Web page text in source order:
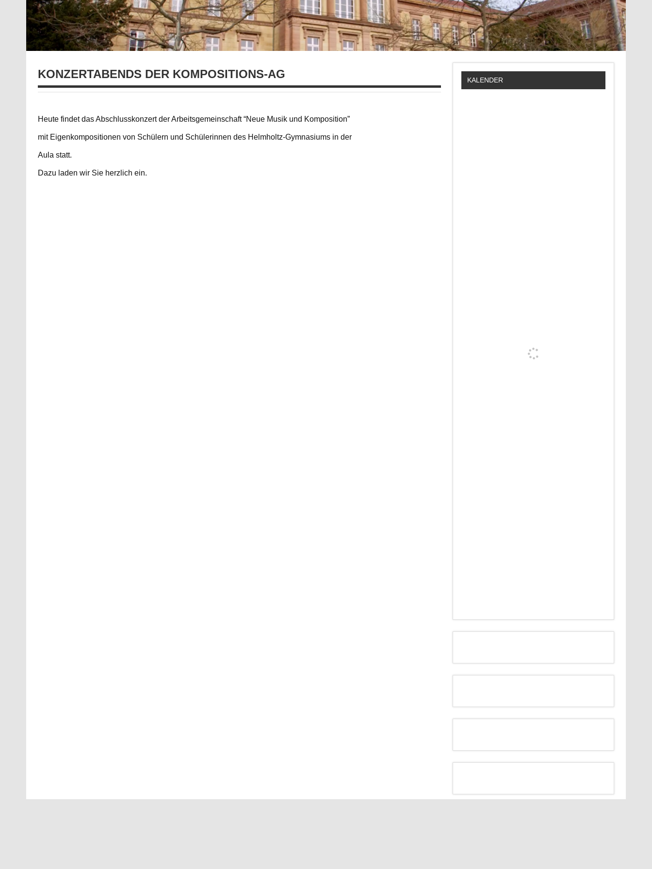
KONZERTABENDS DER KOMPOSITIONS-AG
Heute findet das Abschlusskonzert der Arbeitsgemeinschaft “Neue Musik und Komposition”
mit Eigenkompositionen von Schülern und Schülerinnen des Helmholtz-Gymnasiums in der
Aula statt.
Dazu laden wir Sie herzlich ein.
KALENDER